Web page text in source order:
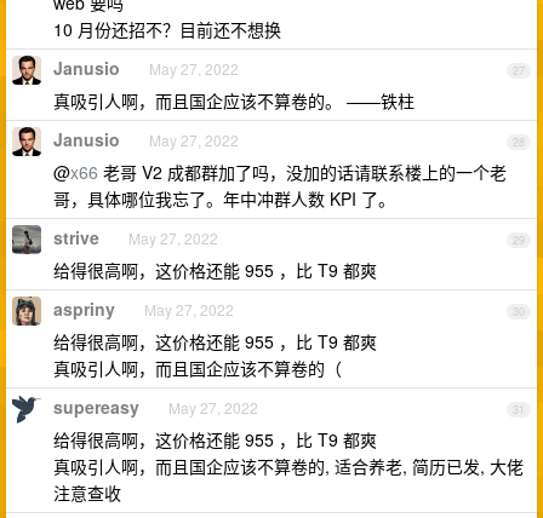
10 月份还招不？目前还不想换
27
Janusio May 27, 2022
真吸引人啊，而且国企应该不算卷的。 ——铁柱
28
Janusio May 27, 2022
@x66 老哥 V2 成都群加了吗，没加的话请联系楼上的一个老
哥，具体哪位我忘了。年中冲群人数 KPI 了。
29
strive May 27, 2022
给得很高啊，这价格还能 955 ，比 T9 都爽
30
aspriny May 27, 2022
给得很高啊，这价格还能 955 ，比 T9 都爽
真吸引人啊，而且国企应该不算卷的（
31
supereasy May 27, 2022
给得很高啊，这价格还能 955 ，比 T9 都爽
真吸引人啊，而且国企应该不算卷的, 适合养老, 简历已发, 大佬
注意查收